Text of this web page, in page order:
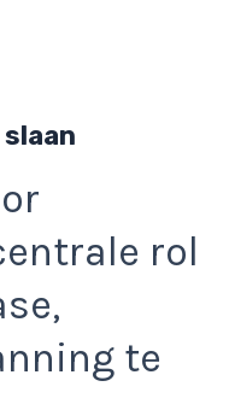
rol
te